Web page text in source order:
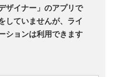
ザイナー」のアプリで
していませんが、ライ
ションは利用できます